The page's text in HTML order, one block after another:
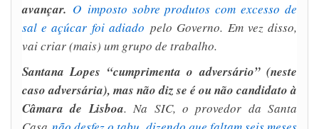
avançar. O imposto sobre produtos com excesso de
sal e açúcar foi adiadopelo Governo. Em vez disso,
vai criar (mais) um grupo de trabalho.
Santana Lopes “cumprimenta o adversário” (neste
caso adversária), mas não diz se é ou não candidato à
Câmara de Lisboa. Na SIC, o provedor da Santa